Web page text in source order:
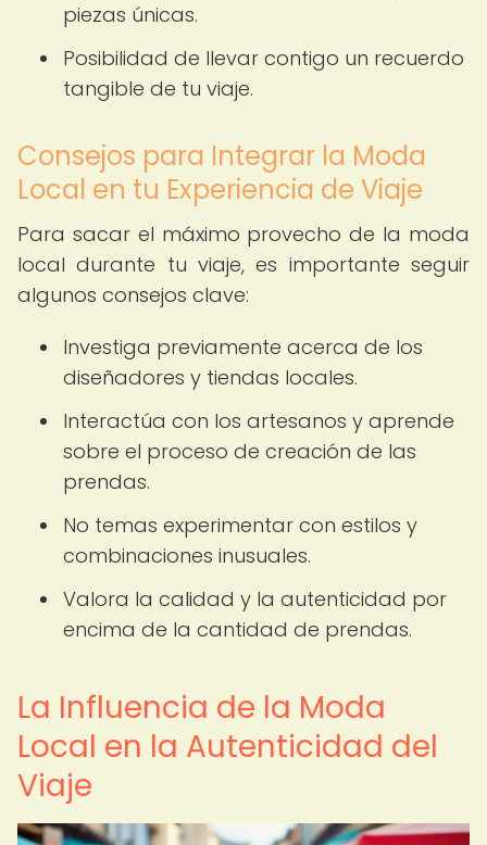
piezas únicas.
Posibilidad de llevar contigo un recuerdo
tangible de tu viaje.
Consejos para Integrar la Moda
Local en tu Experiencia de Viaje
Para sacar el máximo provecho de la moda
local durante tu viaje, es importante seguir
algunos consejos clave:
Investiga previamente acerca de los
diseñadores y tiendas locales.
Interactúa con los artesanos y aprende
sobre el proceso de creación de las
prendas.
No temas experimentar con estilos y
combinaciones inusuales.
Valora la calidad y la autenticidad por
encima de la cantidad de prendas.
La Influencia de la Moda
Local en la Autenticidad del
Viaje